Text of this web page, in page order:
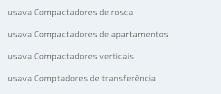
usava Compactadores de rosca
usava Compactadores de apartamentos
usava Compactadores verticais
usava Comptadores de transferência